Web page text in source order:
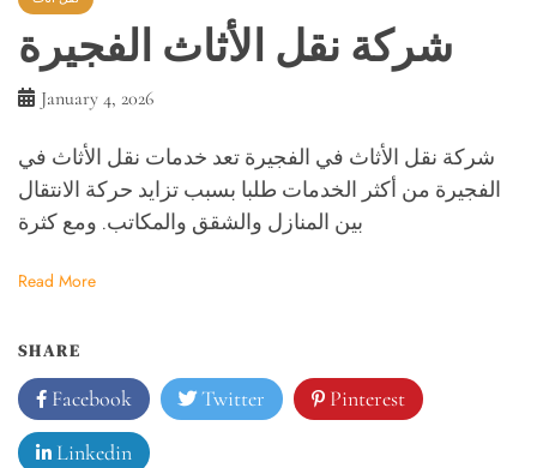
شركة نقل الأثاث الفجيرة
January 4, 2026
شركة نقل الأثاث في الفجيرة تعد خدمات نقل الأثاث في
الفجيرة من أكثر الخدمات طلبا بسبب تزايد حركة الانتقال
بين المنازل والشقق والمكاتب. ومع كثرة
Read More
SHARE
Facebook Twitter Pinterest
Linkedin